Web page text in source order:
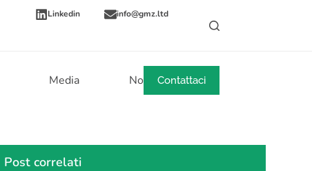
Linkedin info@gmz.ltd
Media NotizieContattaci
Post correlati